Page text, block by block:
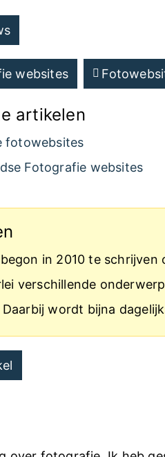
websites
artikelen
fotowebsites
Fotografie websites
in 2010 te
verschillende
wordt bijna